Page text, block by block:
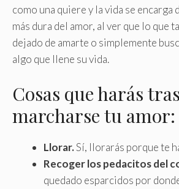
como una quiere y la vida se encarga
más dura del amor, al ver que lo que
dejado de amarte o simplemente
algo que llene su vida.
Cosas que harás tras
marcharse tu amor:
Llorar.Sí, llorarás porque te
Recoger los pedacitos del
quedado esparcidos por